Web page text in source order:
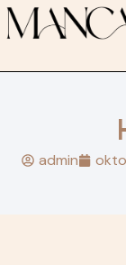
admin